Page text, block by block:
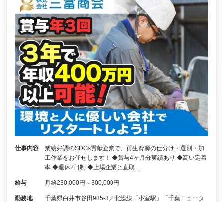
仕事内容
業績好調のSDGs貢献企業で、再生資源の仕分け・選別・加
工作業をお任せします！ ◆賞与4ヶ月分実績あり ◆高い定着
率 ◆週休2日制 ◆上場企業と直取…
給与 月給230,000円～300,000円
勤務地
千葉県白井市谷田935-3／北総線「小室駅」「千葉ニュータ